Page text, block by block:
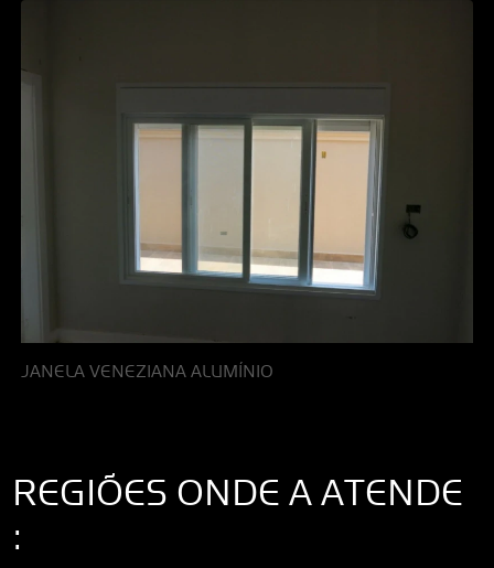
JANELA VENEZIANA ALUMÍNIO
REGIÕES ONDE A ATENDE
: